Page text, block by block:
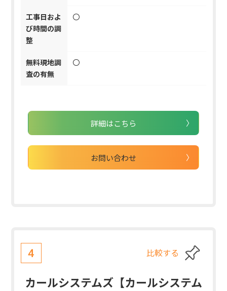
工事日およ
び時間の調
整
〇
無料現地調
査の有無
〇
詳細はこちら
お問い合わせ
4 比較する
カールシステムズ【カールシステム